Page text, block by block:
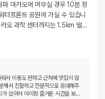
마카오에 머무실 경우 10분 정
터프론트 공원에 가실 수 있습니
오 과학 센터까지는 1.5km 떨…
서 이동도 편하고 근처에 맛집이 많
께서 친절하고 전문적으로 응대해주
있어서 아이랑 즐거운 시간을 보…